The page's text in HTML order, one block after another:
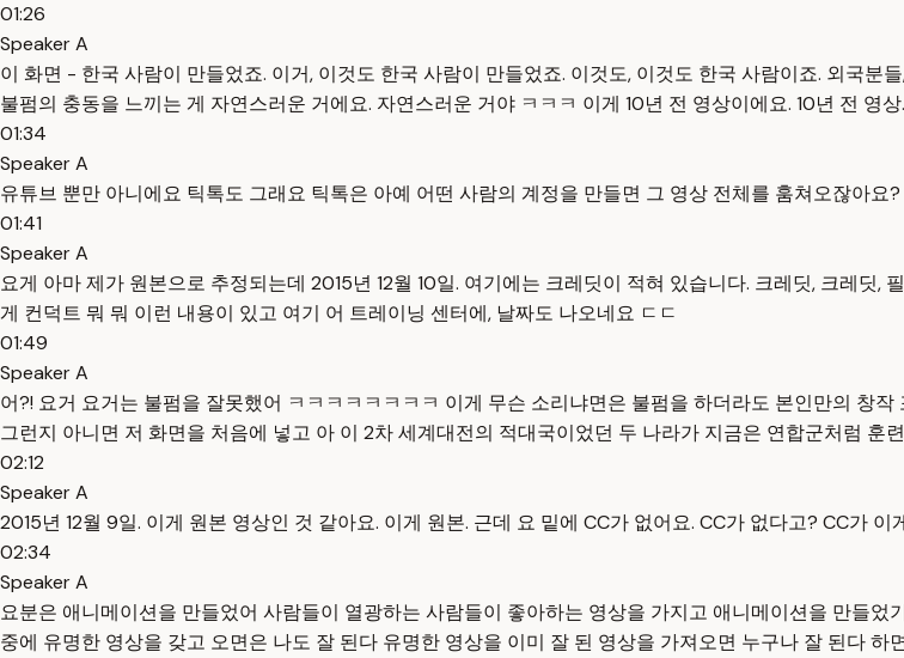
01:26
Speaker A
이 화면 - 한국 사람이 만들었죠. 이거, 이것도 한국 사람이 만들었죠. 이것도, 이것도 한국 사람이죠. 외국
불펌의 충동을 느끼는 게 자연스러운 거에요. 자연스러운 거야 ㅋㅋㅋ 이게 10년 전 영상이에요. 10년 전 영상.
01:34
Speaker A
유튜브 뿐만 아니에요 틱톡도 그래요 틱톡은 아예 어떤 사람의 계정을 만들면 그 영상 전체를 훔쳐오잖아요?
01:41
Speaker A
요게 아마 제가 원본으로 추정되는데 2015년 12월 10일. 여기에는 크레딧이 적혀 있습니다. 크레딧, 크레딧,
게 컨덕트 뭐 뭐 이런 내용이 있고 여기 어 트레이닝 센터에, 날짜도 나오네요 ㄷㄷ
01:49
Speaker A
어?! 요거 요거는 불펌을 잘못했어 ㅋㅋㅋㅋㅋㅋㅋㅋ 이게 무슨 소리냐면은 불펌을 하더라도 본인만의 창
그런지 아니면 저 화면을 처음에 넣고 아 이 2차 세계대전의 적대국이었던 두 나라가 지금은 연합군처럼 훈
02:12
Speaker A
2015년 12월 9일. 이게 원본 영상인 것 같아요. 이게 원본. 근데 요 밑에 CC가 없어요. CC가 없다고? CC가
02:34
Speaker A
요분은 애니메이션을 만들었어 사람들이 열광하는 사람들이 좋아하는 영상을 가지고 애니메이션을 만들
중에 유명한 영상을 갖고 오면은 나도 잘 된다 유명한 영상을 이미 잘 된 영상을 가져오면 누구나 잘 된다 하